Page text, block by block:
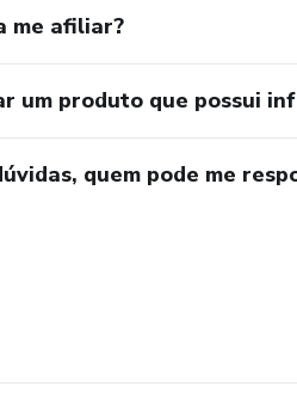
me afiliar?
um produto que possui
quem pode me